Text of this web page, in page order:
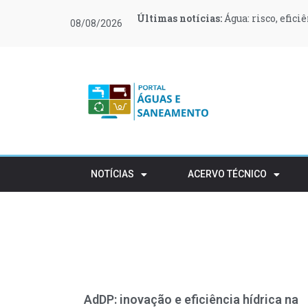
08/08/2026 Últimas notícias:Água: risco,
Últimas notícias:O Governo
Últimas notícias:O que muda no
Últimas notícias:Moeve e
apoiar 400 famílias
Últimas notícias:Novas regras
Últimas notícias:Retalho e
NOTÍCIAS ACERVO TÉCNICO
AdDP: inovação e eficiência hídrica na